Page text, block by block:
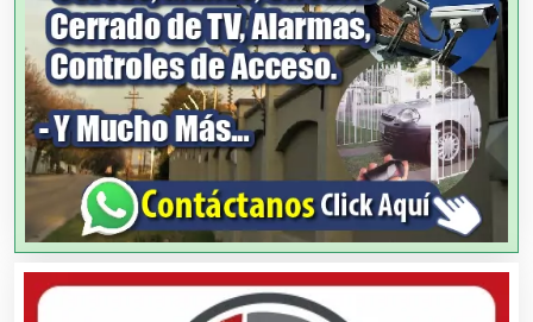
Artesanías
Artículos de Oficina
Artículos de Piel